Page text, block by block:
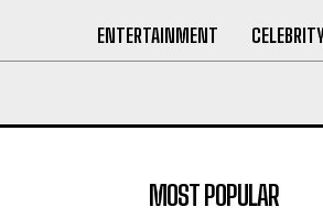
ENTERTAINMENT
MOST POPULAR